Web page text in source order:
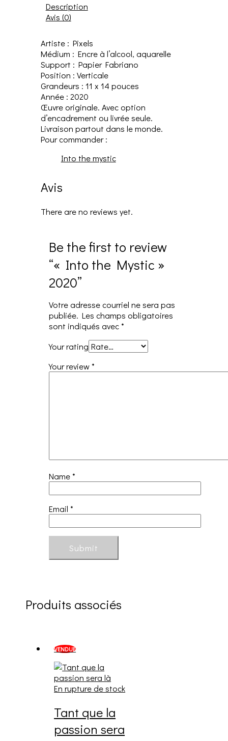
Description
Avis (0)
Artiste : Pixels
Médium : Encre à l’alcool, aquarelle
Support : Papier Fabriano
Position : Verticale
Grandeurs : 11 x 14 pouces
Année : 2020
Œuvre originale. Avec option
d’encadrement ou livrée seule.
Livraison partout dans le monde.
Pour commander :
Into the mystic
Avis
There are no reviews yet.
Be the first to review
“« Into the Mystic »
2020”
Votre adresse courriel ne sera pas
publiée. Les champs obligatoires
sont indiqués avec*
Your rating
Your review*
Name*
Email*
Produits associés
VENDUE
En rupture de stock
Tant que la
passion sera